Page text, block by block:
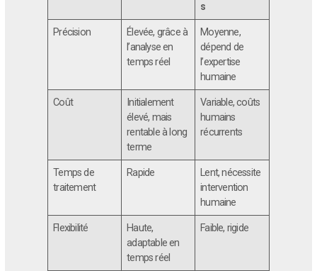
s
Précision
Élevée, grâce à
l’analyse en
temps réel
Moyenne,
dépend de
l’expertise
humaine
Coût
Initialement
élevé, mais
rentable à long
terme
Variable, coûts
humains
récurrents
Temps de
traitement
Rapide
Lent, nécessite
intervention
humaine
Flexibilité
Haute,
adaptable en
temps réel
Faible, rigide